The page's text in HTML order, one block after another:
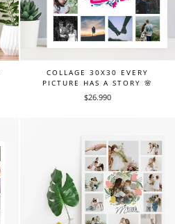
COLLAGE 30X30 EVERY
PICTURE HAS A STORY 🌸
$26.990